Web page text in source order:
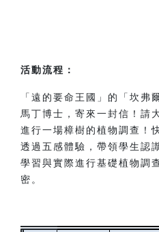
活動流程：
「遠的要命王國」的「坎弗
馬丁博士，寄來一封信！請
進行一場樟樹的植物調查！
透過五感體驗，帶領學生認
學習與實際進行基礎植物調
密。